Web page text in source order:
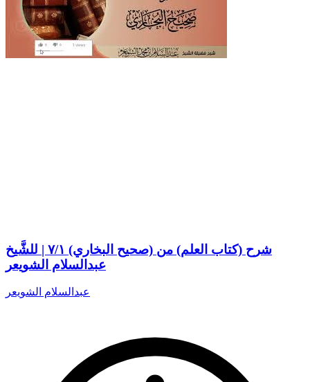
شرح (كتاب العلم) من (صحيح البخاري) ٧/١ | للشَّيخ
عبدالسلام الشويعر
عبدالسلام الشويعر